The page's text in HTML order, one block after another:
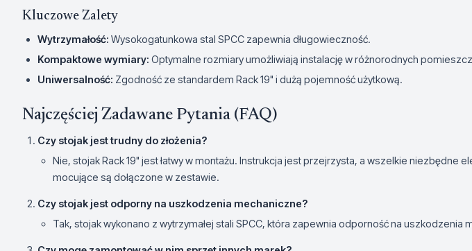
Kluczowe Zalety
Wytrzymałość: Wysokogatunkowa stal SPCC zapewnia długowieczność.
Kompaktowe wymiary: Optymalne rozmiary umożliwiają instalację w różnorodnych
Uniwersalność: Zgodność ze standardem Rack 19" i dużą pojemność użytkową.
Najczęściej Zadawane Pytania (FAQ)
Czy stojak jest trudny do złożenia?
Nie, stojak Rack 19" jest łatwy w montażu. Instrukcja jest przejrzysta, a wszelkie niezbędne
mocujące są dołączone w zestawie.
Czy stojak jest odporny na uszkodzenia mechaniczne?
Tak, stojak wykonano z wytrzymałej stali SPCC, która zapewnia odporność na uszkodzenia